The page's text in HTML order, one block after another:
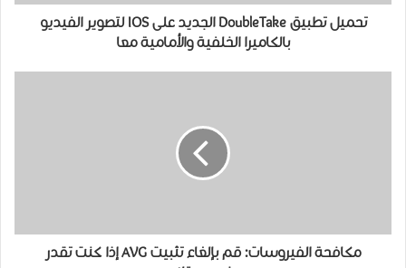
تحميل تطبيق DoubleTake الجديد على IOS ﻟﺘﺼﻮﻳﺮ ﺍﻟﻔﻴﺪﻳﻮ
ﺑﺎﻟﻜﺎﻣﻴﺮﺍ ﺍﻟﺨﻠﻔﻴﺔ ﻭﺍﻷﻣﺎﻣﻴﺔ ﻣﻌﺎ
مكافحة الفيروسات: قم بإلغاء تثبيت AVG إذا كنت تقدر